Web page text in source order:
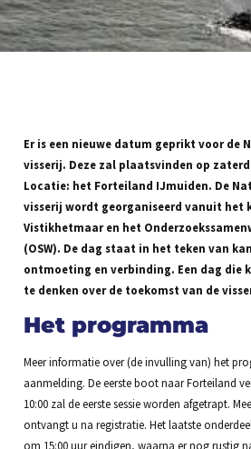
Er is een nieuwe datum geprikt voor de
visserij. Deze zal plaatsvinden op
Locatie: het Forteiland IJmuiden. De
visserij wordt georganiseerd vanuit het
Vistikhetmaar en het
(OSW). De dag staat in het teken van
ontmoeting en verbinding. Een dag die
te denken over de toekomst van de
Het programma
Meer informatie over (de invulling van) het
aanmelding. De eerste boot naar Forteiland
10:00 zal de eerste sessie worden afgetrapt.
ontvangt u na registratie. Het laatste
om 15:00 uur eindigen, waarna er nog rustig